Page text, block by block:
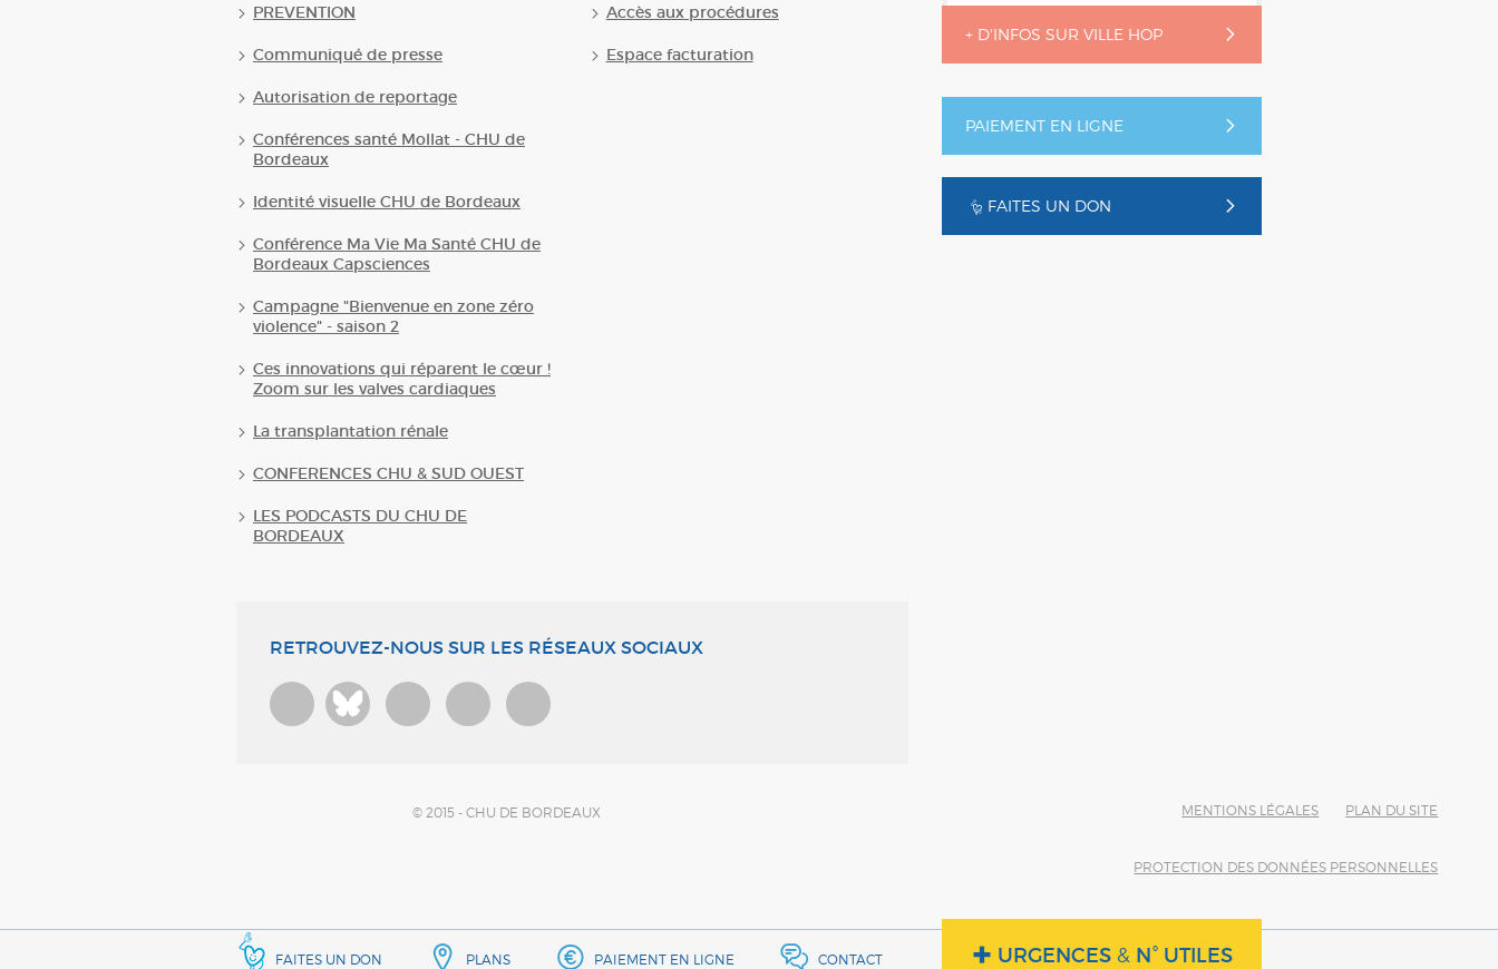
FAITES UN DON PLANS PAIEMENT EN LIGNE CONTACT URGENCES& N° UTILES
+ D'INFOS SUR VILLE HOP
PAIEMENT EN LIGNE
FAITES UN DON
PREVENTION
Communiqué de presse
Autorisation de reportage
Conférences santé Mollat - CHU de
Bordeaux
Identité visuelle CHU de Bordeaux
Conférence Ma Vie Ma Santé CHU de
Bordeaux Capsciences
Campagne "Bienvenue en zone zéro
violence" - saison 2
Ces innovations qui réparent le cœur !
Zoom sur les valves cardiaques
La transplantation rénale
CONFERENCES CHU & SUD OUEST
LES PODCASTS DU CHU DE
BORDEAUX
Accès aux procédures
Espace facturation
RETROUVEZ-NOUS SUR LES RÉSEAUX SOCIAUX
Bluesky
MENTIONS LÉGALES PLAN DU SITE
PROTECTION DES DONNÉES PERSONNELLES
© 2015 - CHU DE BORDEAUX